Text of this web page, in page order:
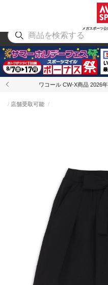
メガスポーツ
アウトドア
ワコール CW-X商品 2026
店舗受取可能